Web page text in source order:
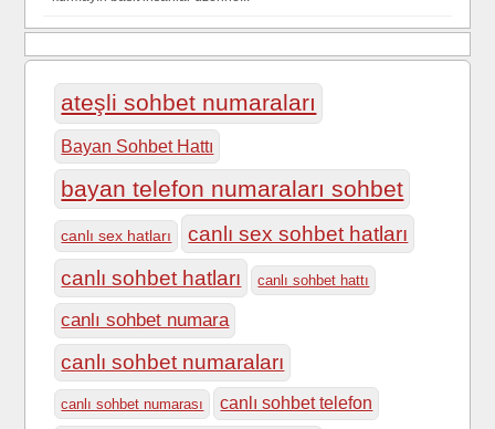
ateşli sohbet numaraları
Bayan Sohbet Hattı
bayan telefon numaraları sohbet
canlı sex hatları
canlı sex sohbet hatları
canlı sohbet hatları
canlı sohbet hattı
canlı sohbet numara
canlı sohbet numaraları
canlı sohbet numarası canlı sohbet telefon